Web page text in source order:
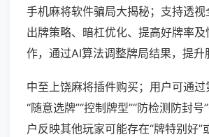
手机麻将软件骗局大揭秘；支持透
出牌策略、暗杠优化、提高好牌率
作，通过AI算法调整牌局结果，提升
中至上饶麻将插件购买；用户可通
“随意选牌”“控制牌型”“防检测防封号
户反映其他玩家可能存在“牌特别好”